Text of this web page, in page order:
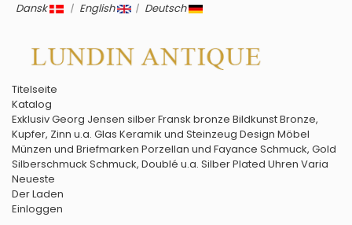
Dansk | English | Deutsch
Titelseite
Katalog
ExklusivGeorg Jensen silberFransk bronze BildkunstBronze,
Kupfer, Zinn u.a. Glas Keramik und Steinzeug Design Möbel
Münzen und Briefmarken Porzellan und Fayance Schmuck, Gold
Silberschmuck Schmuck, Doublé u.a. SilberPlated Uhren Varia
Neueste
Der Laden
Einloggen